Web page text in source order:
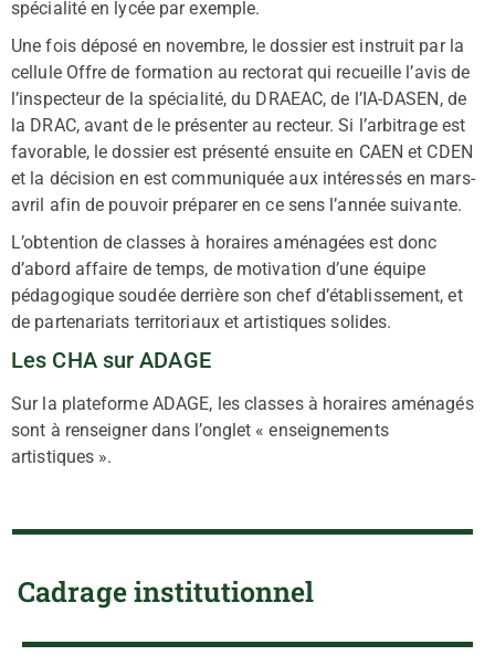
spécialité en lycée par exemple.
Une fois déposé en novembre, le dossier est instruit par la
cellule Offre de formation au rectorat qui recueille l’avis de
l’inspecteur de la spécialité, du DRAEAC, de l’IA-DASEN, de
la DRAC, avant de le présenter au recteur. Si l’arbitrage est
favorable, le dossier est présenté ensuite en CAEN et CDEN
et la décision en est communiquée aux intéressés en mars-
avril afin de pouvoir préparer en ce sens l’année suivante.
L’obtention de classes à horaires aménagées est donc
d’abord affaire de temps, de motivation d’une équipe
pédagogique soudée derrière son chef d’établissement, et
de partenariats territoriaux et artistiques solides.
Les CHA sur ADAGE
Sur la plateforme ADAGE, les classes à horaires aménagés
sont à renseigner dans l’onglet « enseignements
artistiques ».
Cadrage institutionnel